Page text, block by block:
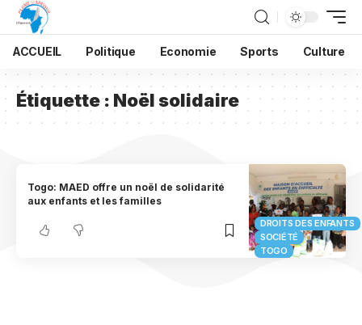
ACCUEIL Politique Economie Sports Culture
Étiquette : Noël solidaire
DROITS DES ENFANTS
SOCIÉTÉ
TOGO
Togo: MAED offre un noël de solidarité
aux enfants et les familles